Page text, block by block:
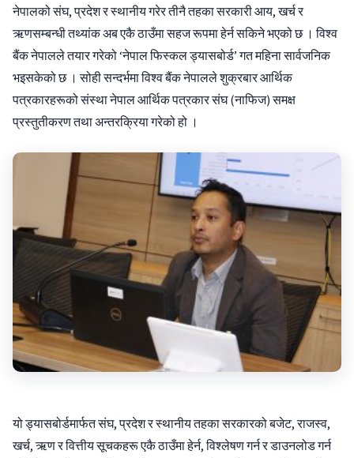
नेपालको संघ, प्रदेश र स्थानीय गरेर तीनै तहका सरकारी आय, खर्च र
ऋणसम्बन्धी तथ्यांक अब एकै ठाउँमा सहज रूपमा हेर्न सकिने भएको छ । विश्व
बैंक नेपालले तयार गरेको ‘नेपाल फिस्कल ड्यासबोर्ड’ गत महिना सार्वजनिक
भइसकेको छ । सोही सन्दर्भमा विश्व बैंक नेपालले शुक्रबार आर्थिक
पत्रकारहरूको संस्था नेपाल आर्थिक पत्रकार संघ (नाफिज) समक्ष
प्रस्तुतीकरण तथा अन्तरक्रिया गरेको हो ।
यो ड्यासबोर्डमार्फत संघ, प्रदेश र स्थानीय तहका सरकारको बजेट, राजस्व,
खर्च, ऋण र वित्तीय सूचकहरू एकै ठाउँमा हेर्न, विश्लेषण गर्न र डाउनलोड गर्न